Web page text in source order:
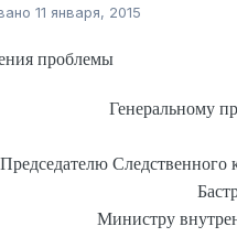
11 января, 2015
проблемы
Генеральному
Председателю Следственного
Министру